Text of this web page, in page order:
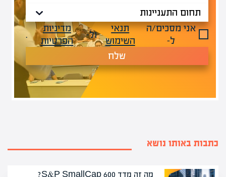
אני מסכים/ה
ל-
תנאי
השימוש
ול-
מדיניות
הפרטיות
.
שלח
כתבות באותו נושא
מה זה מדד S&P SmallCap 600?